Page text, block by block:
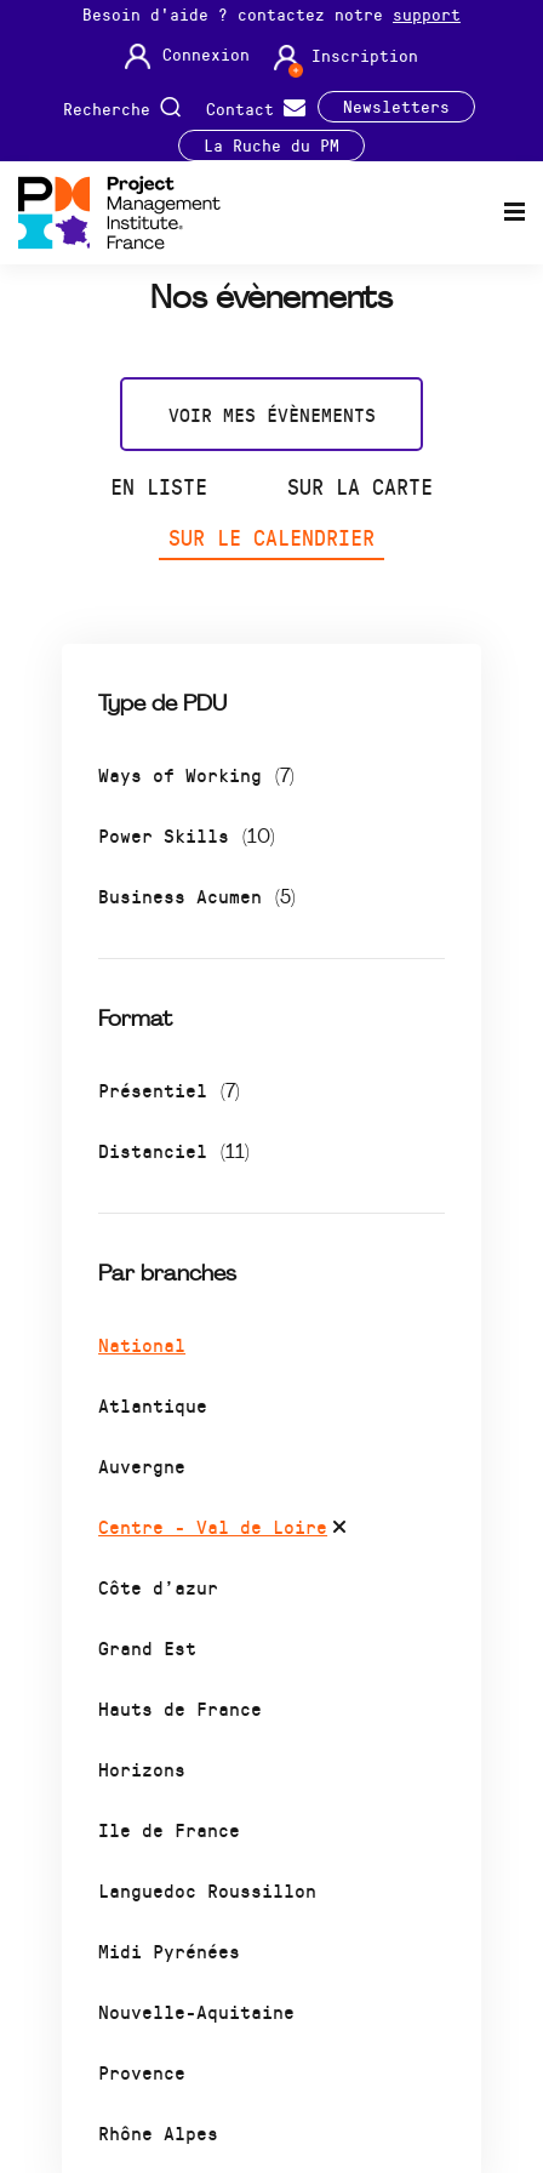
Besoin d'aide ? contactez notre support
Connexion
Inscription
Recherche Contact
Newsletters
La Ruche du PM
Nos évènements
VOIR MES ÉVÈNEMENTS
EN LISTE
SUR LA CARTE
SUR LE CALENDRIER
Type de PDU
Ways of Working (7)
Power Skills (10)
Business Acumen (5)
Format
Présentiel (7)
Distanciel (11)
Par branches
National
Atlantique
Auvergne
Centre - Val de Loire
Côte d’azur
Grand Est
Hauts de France
Horizons
Ile de France
Languedoc Roussillon
Midi Pyrénées
Nouvelle-Aquitaine
Provence
Rhône Alpes